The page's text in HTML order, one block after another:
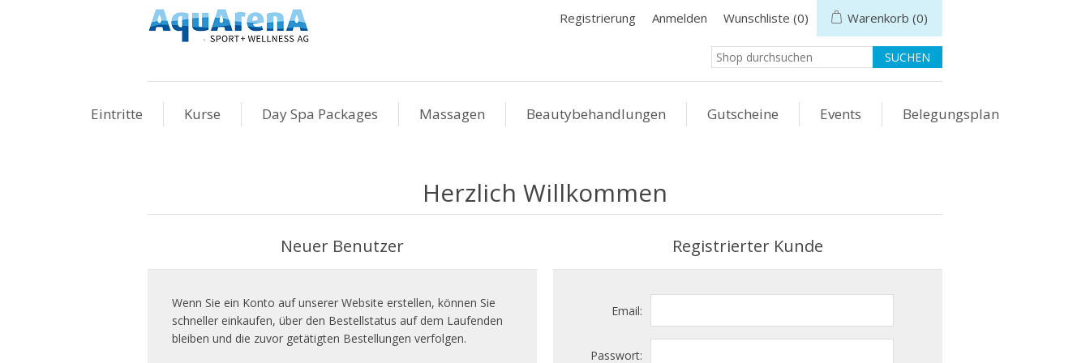
Registrierung Anmelden Wunschliste (0) Warenkorb (0)
Eintritte Kurse Day Spa Packages Massagen Beautybehandlungen Gutscheine Events Belegungsplan
Herzlich Willkommen
Neuer Benutzer
Wenn Sie ein Konto auf unserer Website erstellen, können Sie
schneller einkaufen, über den Bestellstatus auf dem Laufenden
bleiben und die zuvor getätigten Bestellungen verfolgen.
Registrierter Kunde
Email:
Passwort: